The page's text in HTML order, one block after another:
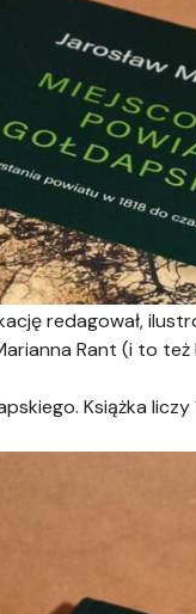
redagował,
Rant (i to
Książka